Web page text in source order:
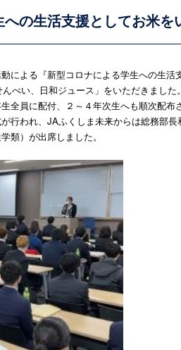
の生活支援としてお米を
による『新型コロナによる学生への生活
い、日和ジュース」をいただきました。
員に配付、２～４年次生へも順次配布
行われ、JAふくしま未来からは総務部長
類）が出席しました。